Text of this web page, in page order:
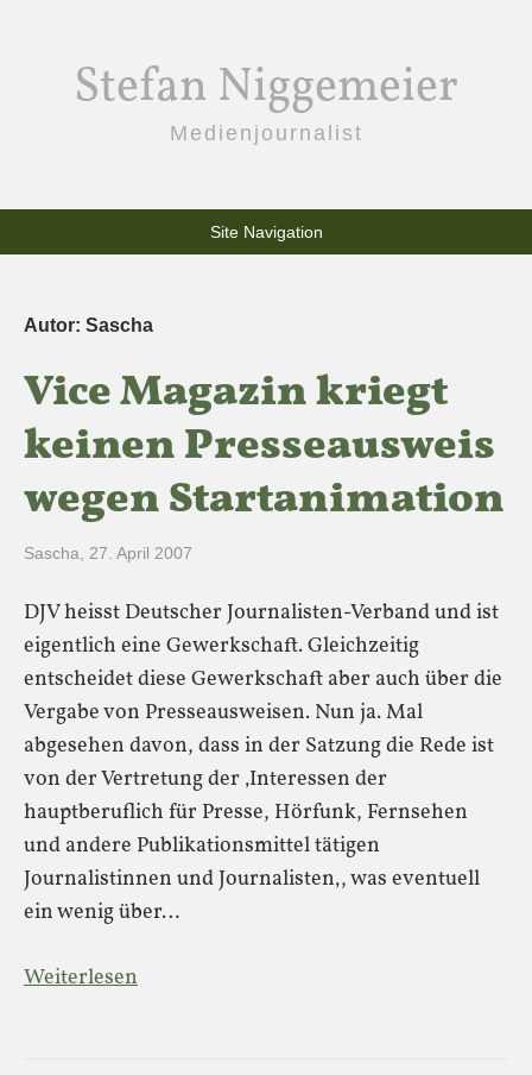
Stefan Niggemeier
Medienjournalist
Site Navigation
Autor: Sascha
Vice Magazin kriegt
keinen Presseausweis
wegen Startanimation
Sascha 27. April 2007
DJV heisst Deutscher Journalisten-Verband und ist
eigentlich eine Gewerkschaft. Gleichzeitig
entscheidet diese Gewerkschaft aber auch über die
Vergabe von Presseausweisen. Nun ja. Mal
abgesehen davon, dass in der Satzung die Rede ist
von der Vertretung der ‚Interessen der
hauptberuflich für Presse, Hörfunk, Fernsehen
und andere Publikationsmittel tätigen
Journalistinnen und Journalisten‚, was eventuell
ein wenig über…
Weiterlesen